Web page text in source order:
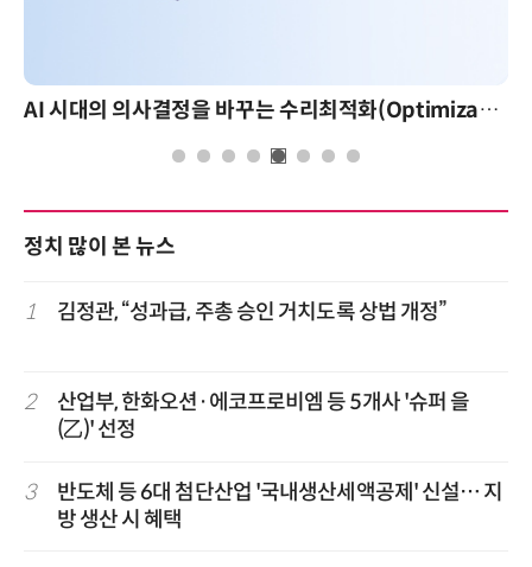
AI 시대의 의사결정을 바꾸는 수리최적화(Optimization): 실제 산업 적용 사례와 활용 전략
정치 많이 본 뉴스
1 김정관, “성과급, 주총 승인 거치도록 상법 개정”
2
산업부, 한화오션·에코프로비엠 등 5개사 '슈퍼 을
(乙)' 선정
3
반도체 등 6대 첨단산업 '국내생산세액공제' 신설… 지
방 생산 시 혜택